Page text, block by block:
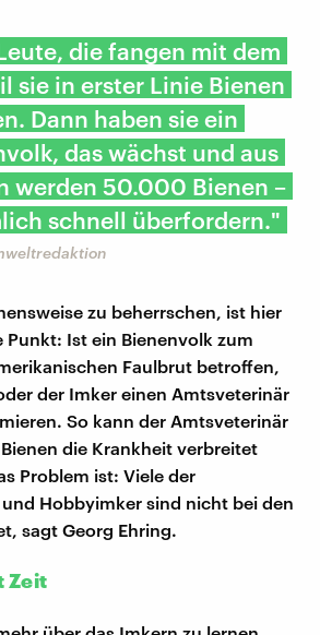
die fangen mit dem
sie in erster Linie Bienen
Dann haben sie ein
das wächst und aus
werden 50.000 Bienen –
schnell überfordern."
zu beherrschen, ist hier
Punkt: Ist ein Bienenvolk zum
Faulbrut betroffen,
der Imker einen Amtsveterinär
So kann der Amtsveterinär
die Krankheit verbreitet
Problem ist: Viele der
Hobbyimker sind nicht bei den
sagt Georg Ehring.
Zeit